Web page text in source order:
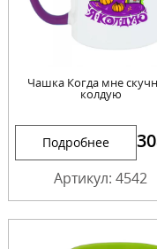
Чашка Когда мне
колдую
Подробнее
Артикул: 4542